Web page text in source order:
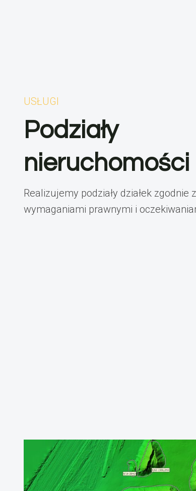
USŁUGI
Podziały
nieruchomości
Realizujemy podziały działek zgodnie z
wymaganiami prawnymi i